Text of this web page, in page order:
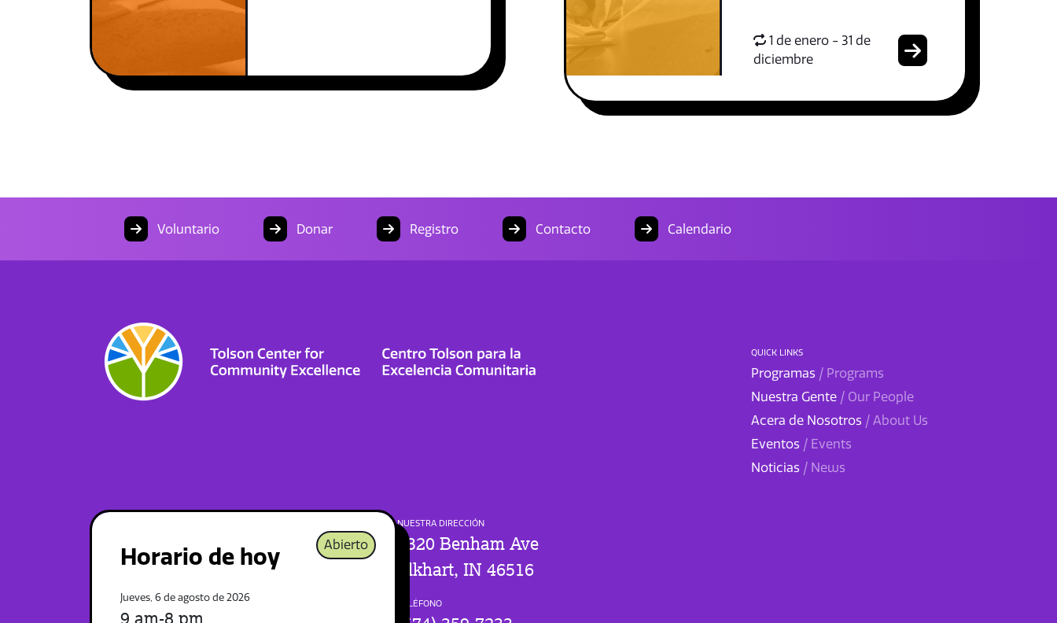
1 de enero - 31 de
diciembre
Voluntario Donar Registro Contacto Calendario
Horario de hoy
Jueves, 6 de agosto de 2026
9 am-8 pm
Abierto
NUESTRA DIRECCIÓN
1320 Benham Ave
Elkhart, IN 46516
TELÉFONO
QUICK LINKS
Programas / Programs
Nuestra Gente / Our People
Acera de Nosotros / About Us
Eventos / Events
Noticias / News